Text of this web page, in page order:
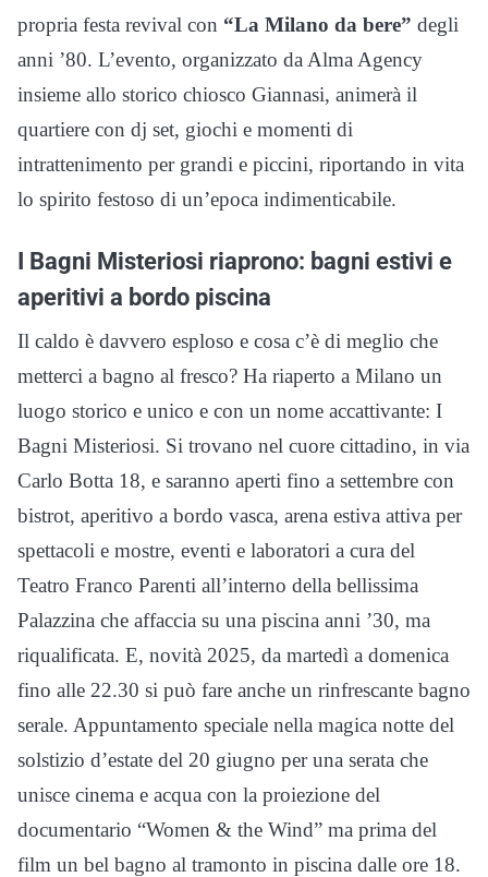
propria festa revival con “La Milano da bere” degli
anni ’80. L’evento, organizzato da Alma Agency
insieme allo storico chiosco Giannasi, animerà il
quartiere con dj set, giochi e momenti di
intrattenimento per grandi e piccini, riportando in vita
lo spirito festoso di un’epoca indimenticabile.
I Bagni Misteriosi riaprono: bagni estivi e
aperitivi a bordo piscina
Il caldo è davvero esploso e cosa c’è di meglio che
metterci a bagno al fresco? Ha riaperto a Milano un
luogo storico e unico e con un nome accattivante: I
Bagni Misteriosi. Si trovano nel cuore cittadino, in via
Carlo Botta 18, e saranno aperti fino a settembre con
bistrot, aperitivo a bordo vasca, arena estiva attiva per
spettacoli e mostre, eventi e laboratori a cura del
Teatro Franco Parenti all’interno della bellissima
Palazzina che affaccia su una piscina anni ’30, ma
riqualificata. E, novità 2025, da martedì a domenica
fino alle 22.30 si può fare anche un rinfrescante bagno
serale. Appuntamento speciale nella magica notte del
solstizio d’estate del 20 giugno per una serata che
unisce cinema e acqua con la proiezione del
documentario “Women & the Wind” ma prima del
film un bel bagno al tramonto in piscina dalle ore 18.